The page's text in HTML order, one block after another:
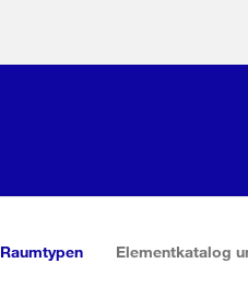
Raumtypen Elementkatalog